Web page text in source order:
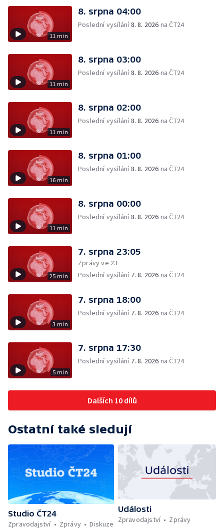
11 min
8. srpna 04:00
Poslední vysílání8. 8. 2026 na ČT24
11 min
8. srpna 03:00
Poslední vysílání8. 8. 2026 na ČT24
11 min
8. srpna 02:00
Poslední vysílání8. 8. 2026 na ČT24
16 min
8. srpna 01:00
Poslední vysílání8. 8. 2026 na ČT24
11 min
8. srpna 00:00
Poslední vysílání8. 8. 2026 na ČT24
25 min
7. srpna 23:05
Zprávy ve 23
Poslední vysílání 7. 8. 2026 na ČT24
3 min
7. srpna 18:00
Poslední vysílání 7. 8. 2026 na ČT24
5 min
7. srpna 17:30
Poslední vysílání 7. 8. 2026 na ČT24
Dalších 10 dílů
Ostatní také sledují
Studio ČT24
Zpravodajství
Zprávy Diskuze
Události
Zpravodajství
Zprávy